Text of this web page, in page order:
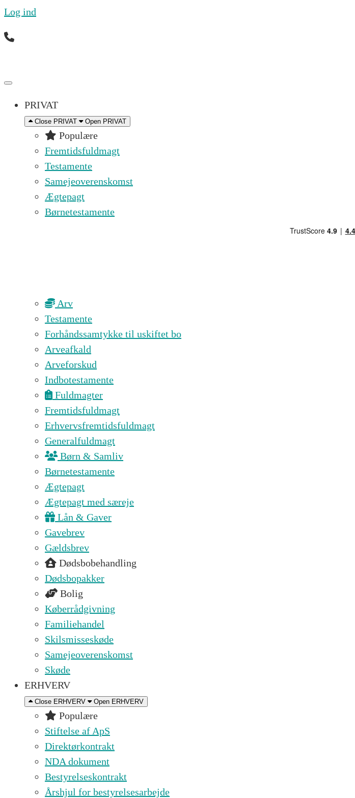
Log ind
PRIVAT
Close PRIVAT Open PRIVAT
Populære
Fremtidsfuldmagt
Testamente
Samejeoverenskomst
Ægtepagt
Børnetestamente
Arv
Testamente
Forhåndssamtykke til uskiftet bo
Arveafkald
Arveforskud
Indbotestamente
Fuldmagter
Fremtidsfuldmagt
Erhvervsfremtidsfuldmagt
Generalfuldmagt
Børn & Samliv
Børnetestamente
Ægtepagt
Ægtepagt med særeje
Lån & Gaver
Gavebrev
Gældsbrev
Dødsbobehandling
Dødsbopakker
Bolig
Køberrådgivning
Familiehandel
Skilsmisseskøde
Samejeoverenskomst
Skøde
ERHVERV
Close ERHVERV Open ERHVERV
Populære
Stiftelse af ApS
Direktørkontrakt
NDA dokument
Bestyrelseskontrakt
Årshjul for bestyrelsesarbejde